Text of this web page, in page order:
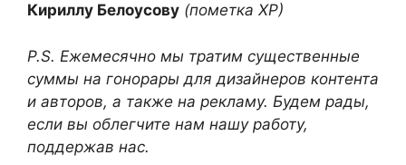
Кириллу Белоусову (пометка ХР)
P.S. Ежемесячно мы тратим существенные
суммы на гонорары для дизайнеров контента
и авторов, а также на рекламу. Будем рады,
если вы облегчите нам нашу работу,
поддержав нас.